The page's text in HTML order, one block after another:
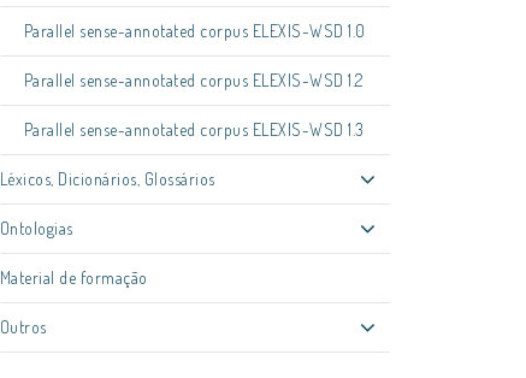
Parallel sense-annotated corpus ELEXIS-WSD 1.0
Parallel sense-annotated corpus ELEXIS-WSD 1.2
Parallel sense-annotated corpus ELEXIS-WSD 1.3
Léxicos, Dicionários, Glossários
Ontologias
Material de formação
Outros